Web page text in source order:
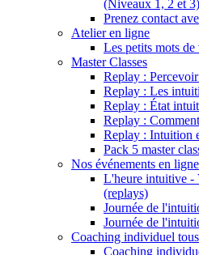
(Niveaux 1, 2 et 3)
Prenez contact
Atelier en ligne
Les petits mots
Master Classes
Replay :
Replay : Les
Replay : État
Replay :
Replay : Intuition
Pack 5 master
Nos événements en ligne
L'heure intuitive -
(replays)
Journée de
Journée de
Coaching individuel
Coaching